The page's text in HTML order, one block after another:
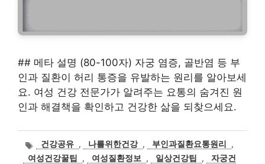
## 메타 설명 (80-100자) 자궁 염증, 골반염 등 부
인과 질환이 허리 통증을 유발하는 원리를 알아보세
요. 여성 건강 전문가가 알려주는 요통의 숨겨진 원
인과 해결책을 확인하고 건강한 삶을 되찾으세요.
태
그
건강공유 , 나를위한건강 , 부인과질환요통원리
,
여성건강꿀팁
, 여성질환정보 , 일상건강팁 ,
자궁건